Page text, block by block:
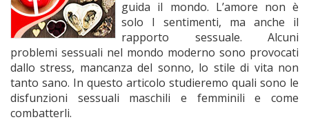
guida il mondo. L’amore non è
solo I sentimenti, ma anche il
rapporto sessuale. Alcuni
problemi sessuali nel mondo moderno sono provocati
dallo stress, mancanza del sonno, lo stile di vita non
tanto sano. In questo articolo studieremo quali sono le
disfunzioni sessuali maschili e femminili e come
combatterli.